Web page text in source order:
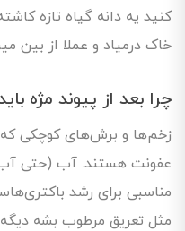
کنید یه دانه گیاه تازه
خاک درمیاد و عملا از بین
چرا بعد از پیوند مژه
زخم‌ها و برش‌های کوچکی که
عفونت هستند. آب (حتی
مناسبی برای رشد
مثل تعریق مرطوب بشه دیگه